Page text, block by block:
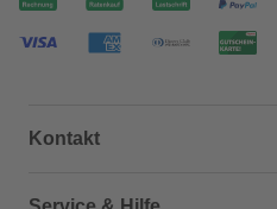
Kontakt
Dein Kontakt zu uns